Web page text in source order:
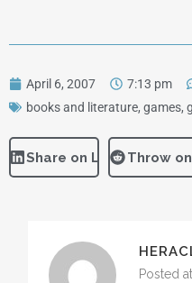
April 6, 2007 7:13 pm
books and literature, games,
Share on LinkedInThrow
Posted